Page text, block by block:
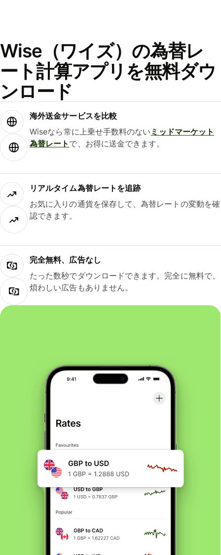
Wise（ワイズ）の為替レ
ート計算アプリを無料ダウ
ンロード
海外送金サービスを比較
Wiseなら常に上乗せ手数料のない ミッドマーケット
為替レート で、お得に送金できます。
リアルタイム為替レートを追跡
お気に入りの通貨を保存して、為替レートの変動を確
認できます。
完全無料、広告なし
たった数秒でダウンロードできます。完全に無料で、
煩わしい広告もありません。